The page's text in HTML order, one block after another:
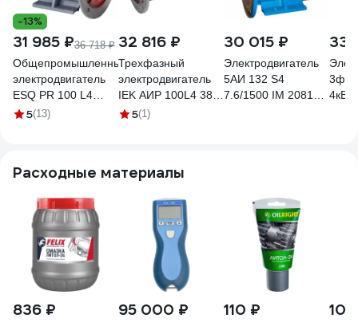
-13%
31 985 ₽36 718 ₽
Общепромышленный
электродвигатель
ESQ PR 100 L4
GST-Б1-S12-IE2 IM
5(13)
32 816 ₽
Трехфазный
электродвигатель
IEK АИР 100L4 380
В, 4 кВт, 1500 об/
5(1)
30 015 ₽
Электродвигатель
5АИ 132 S4
7.6/1500 IM 2081
33
3ф
4кВт
Расходные материалы
836 ₽ 95 000 ₽ 110 ₽ 10